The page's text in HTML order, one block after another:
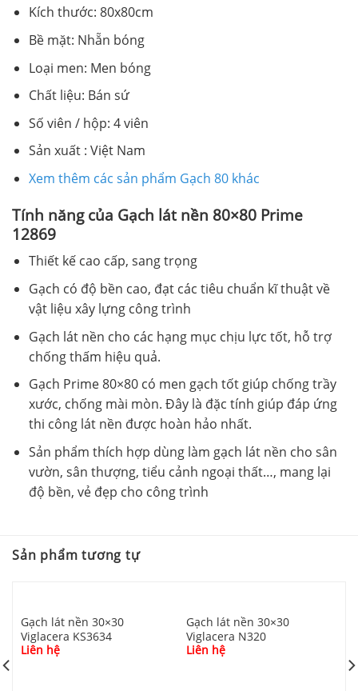
Kích thước: 80x80cm
Bề mặt: Nhẵn bóng
Loại men: Men bóng
Chất liệu: Bán sứ
Số viên / hộp: 4 viên
Sản xuất : Việt Nam
Xem thêm các sản phẩm Gạch 80 khác
Tính năng của Gạch lát nền 80×80 Prime
12869
Thiết kế cao cấp, sang trọng
Gạch có độ bền cao, đạt các tiêu chuẩn kĩ thuật về
vật liệu xây lựng công trình
Gạch lát nền cho các hạng mục chịu lực tốt, hỗ trợ
chống thấm hiệu quả.
Gạch Prime 80×80 có men gạch tốt giúp chống trầy
xước, chống mài mòn. Đây là đặc tính giúp đáp ứng
thi công lát nền được hoàn hảo nhất.
Sản phẩm thích hợp dùng làm gạch lát nền cho sân
vườn, sân thượng, tiểu cảnh ngoại thất…, mang lại
độ bền, vẻ đẹp cho công trình
Sản phẩm tương tự
Gạch lát nền 30×30
Viglacera KS3634
Liên hệ
Gạch lát nền 30×30
Viglacera N320
Liên hệ